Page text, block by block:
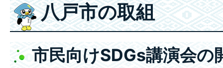
八戸市の取組
市民向けSDGs講演会の